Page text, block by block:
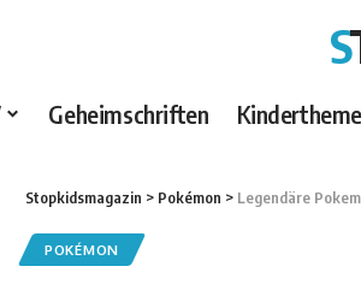
Geheimschriften
Stopkidsmagazin > Pokémon > Legendäre
POKÉMON